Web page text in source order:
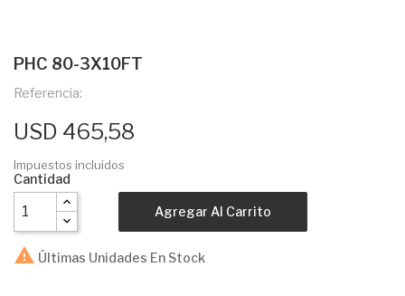
PHC 80-3X10FT
Referencia:
USD 465,58
Impuestos incluidos
Cantidad
Agregar Al Carrito
 Últimas Unidades En Stock